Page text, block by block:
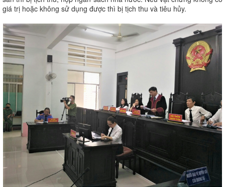
giá trị hoặc không sử dụng được thì bị tịch thu và tiêu hủy.